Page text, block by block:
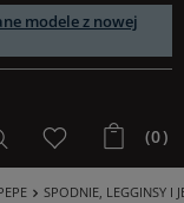
modele z nowej
(0)
SPODNIE, LEGGINSY I